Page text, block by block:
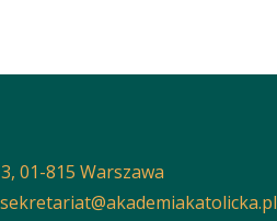
01-815 Warszawa
sekretariat@akademiakatolicka.pl